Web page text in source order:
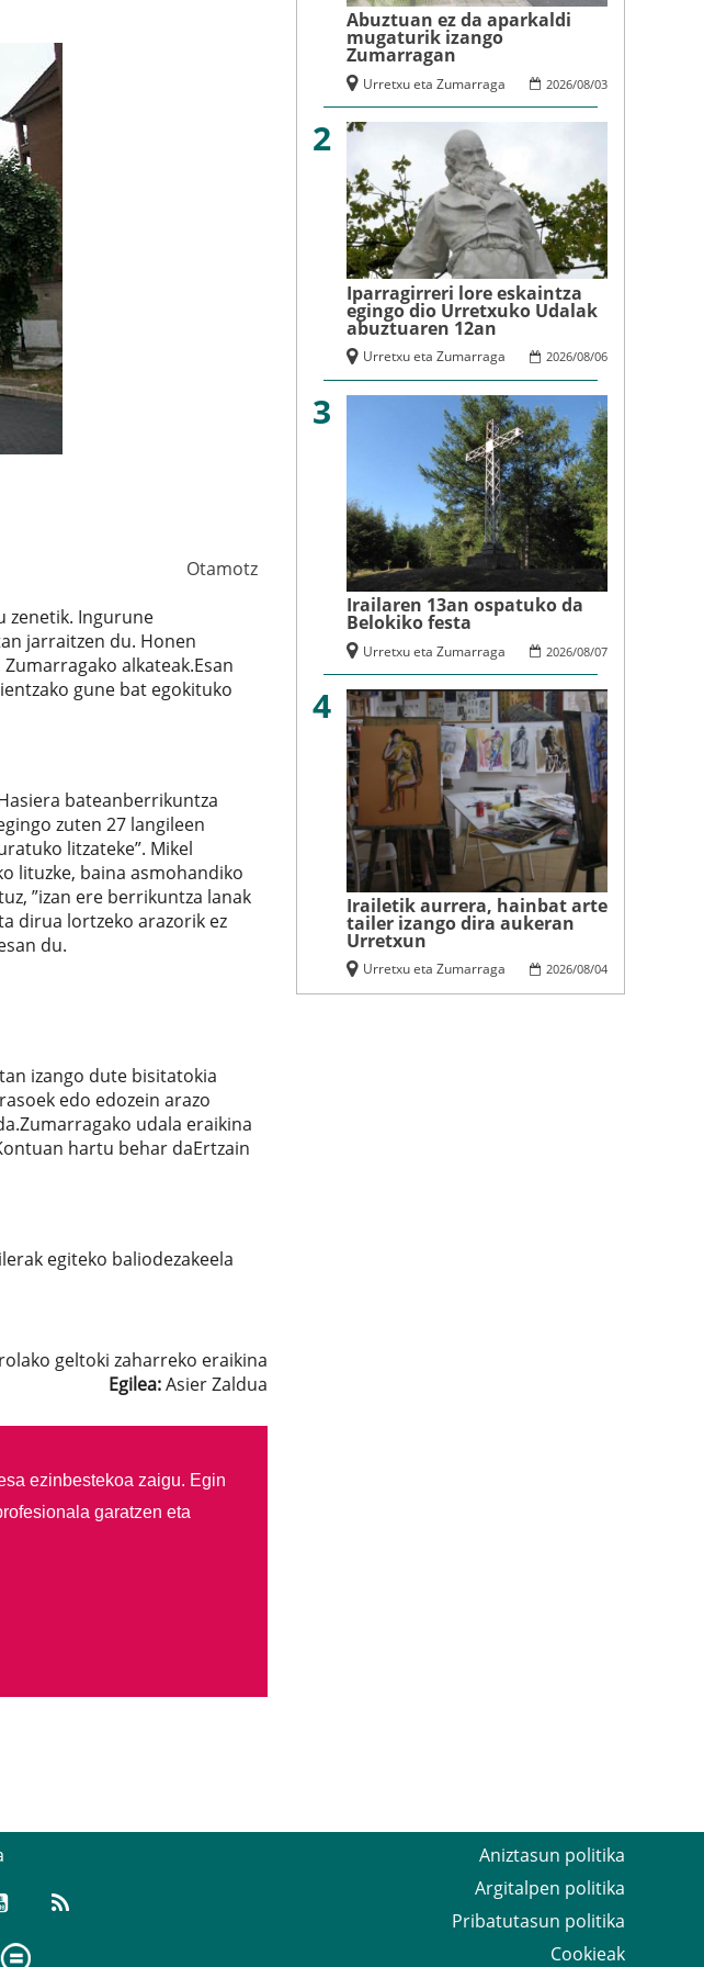
Otamotz
zenetik. Ingurune
jarraitzen du. Honen
alkateak.Esan
gune bat egokituko
bateanberrikuntza
zuten 27 langileen
litzateke”. Mikel
lituzke, baina asmohandiko
”izan ere berrikuntza lanak
dirua lortzeko arazorik ez
du.
izango dute bisitatokia
edo edozein arazo
udala eraikina
hartu behar daErtzain
egiteko baliodezakeela
geltoki zaharreko eraikina
Egilea:Asier Zaldua
ezinbestekoa zaigu. Egin
garatzen eta
Abuztuan ez da aparkaldi
mugaturik izango
Zumarragan
2026/08/03
Urretxu eta Zumarraga
2
Iparragirreri lore eskaintza
egingo dio Urretxuko Udalak
abuztuaren 12an
2026/08/06
Urretxu eta Zumarraga
3
Irailaren 13an ospatuko da
Belokiko festa
2026/08/07
Urretxu eta Zumarraga
4
Irailetik aurrera, hainbat arte
tailer izango dira aukeran
Urretxun
2026/08/04
Urretxu eta Zumarraga
Aniztasun politika
Argitalpen politika
Pribatutasun politika
Cookieak